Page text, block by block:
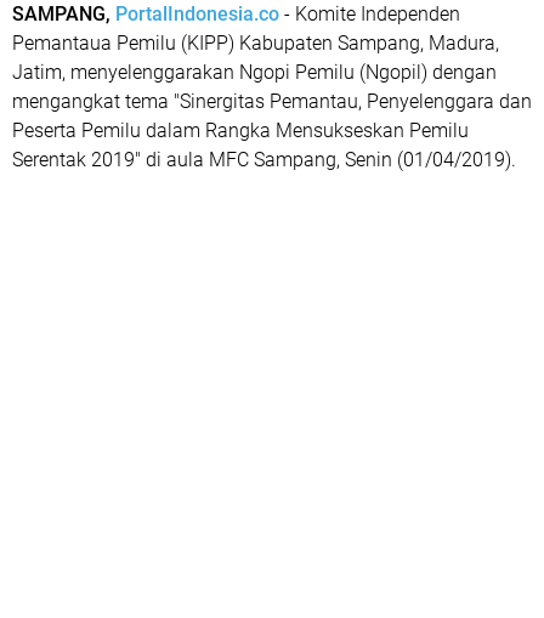
SAMPANG, PortalIndonesia.co - Komite Independen
Pemantaua Pemilu (KIPP) Kabupaten Sampang, Madura,
Jatim, menyelenggarakan Ngopi Pemilu (Ngopil) dengan
mengangkat tema "Sinergitas Pemantau, Penyelenggara dan
Peserta Pemilu dalam Rangka Mensukseskan Pemilu
Serentak 2019" di aula MFC Sampang, Senin (01/04/2019).